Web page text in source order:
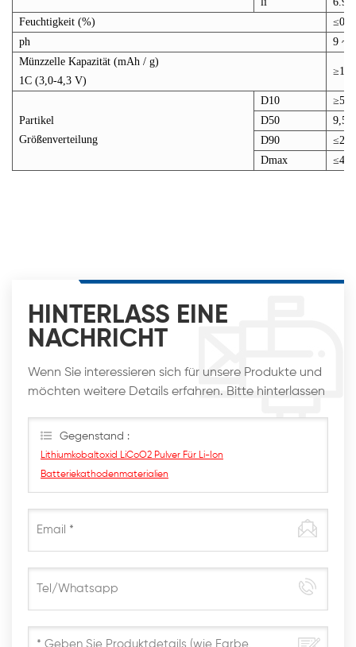
Feuchtigkeit (%)
≤0,1
ph
9 ~
Münzzelle Kapazität (mAh / g)
1C (3,0-4,3 V)
≥151
Partikel
Größenverteilung
D10
≥5,5
D50
9,5
D90
≤20
Dmax
≤45
HINTERLASS EINE
NACHRICHT
Wenn Sie interessieren sich für unsere Produkte und
möchten weitere Details erfahren. Bitte hinterlassen
wie möglich antworten
Gegenstand :
Lithiumkobaltoxid LiCoO2 Pulver Für Li-Ion
Batteriekathodenmaterialien